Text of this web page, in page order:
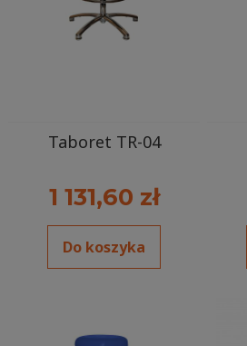
Taboret TR-04
1 131,60 zł
Do koszyka